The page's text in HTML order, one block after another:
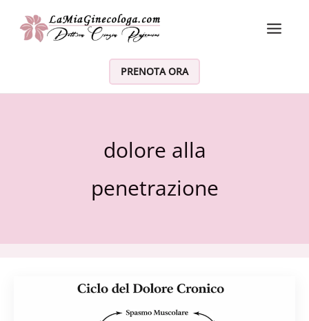
Vai al contenuto
PRENOTA ORA
dolore alla
penetrazione